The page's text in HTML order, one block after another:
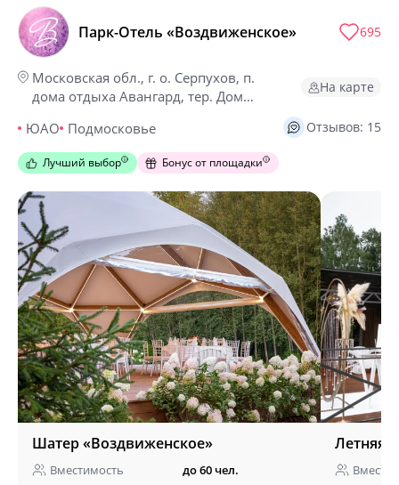
Парк-Отель «Воздвиженское»
Московская обл., г. о. Серпухов, п.
дома отдыха Авангард, тер. Дом
ЮАО Подмосковье
На карте
695
Отзывов: 15
Бонус от площадки
Лучший выбор
Шатер «Воздвиженское»
Вместимость
до 60 чел.
Летняя